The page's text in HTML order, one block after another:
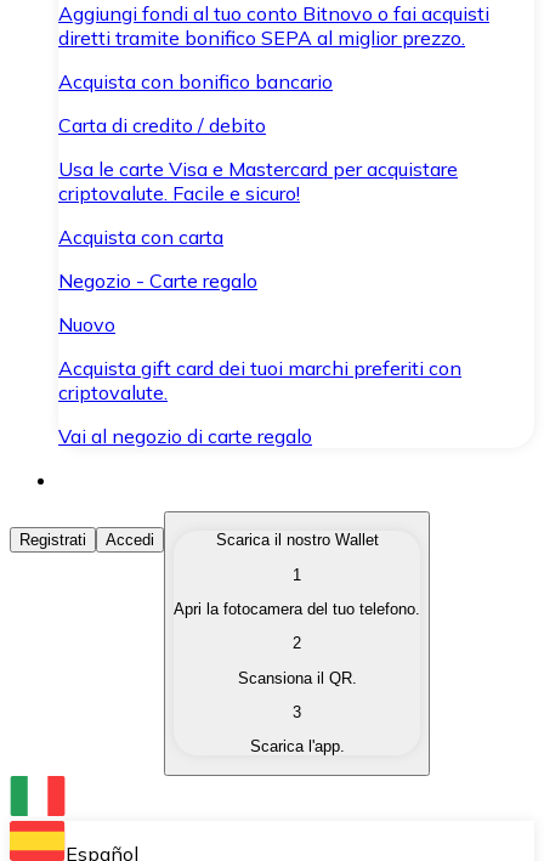
Aggiungi fondi al tuo conto Bitnovo o fai acquisti
diretti tramite bonifico SEPA al miglior prezzo.
Acquista con bonifico bancario
Carta di credito / debito
Usa le carte Visa e Mastercard per acquistare
criptovalute. Facile e sicuro!
Acquista con carta
Negozio - Carte regalo
Nuovo
Acquista gift card dei tuoi marchi preferiti con
criptovalute.
Vai al negozio di carte regalo
Acquista Criptovalute
Acquista le criptovalute che ti interessano in modo
Converti le tue criptovalute in valuta fiat quando ne
Scambia una criptovaluta con un'altra
Conserva le tue cripto in un Wallet self-custodial.
Registrati Accedi
Scarica il nostro Wallet
1
Apri la fotocamera del tuo telefono.
2
Scansiona il QR.
3
Scarica l'app.
Español